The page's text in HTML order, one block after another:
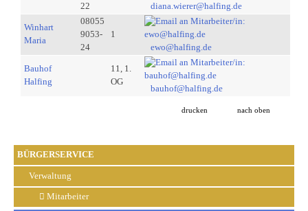
BÜRGERSERVICE
Verwaltung
Mitarbeiter
22
diana.wierer@halfing.de
Winhart
Maria
08055
9053-
24
1
ewo@halfing.de
Bauhof
Halfing
11, 1.
OG
bauhof@halfing.de
drucken nach oben